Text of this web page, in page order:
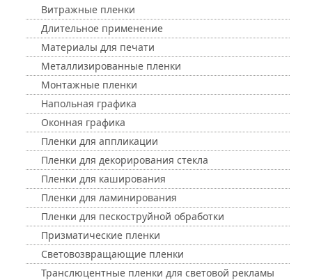
Витражные пленки
Длительное применение
Материалы для печати
Металлизированные пленки
Монтажные пленки
Напольная графика
Оконная графика
Пленки для аппликации
Пленки для декорирования стекла
Пленки для каширования
Пленки для ламинирования
Пленки для пескоструйной обработки
Призматические пленки
Световозвращающие пленки
Транслюцентные пленки для световой рекламы